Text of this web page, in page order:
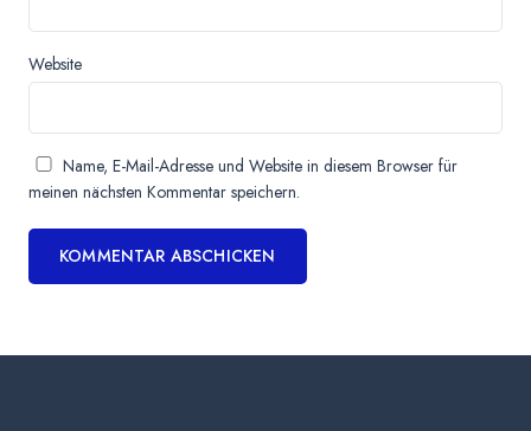
Website
Name, E-Mail-Adresse und Website in diesem Browser für
meinen nächsten Kommentar speichern.